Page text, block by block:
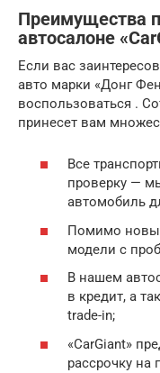
Преимущества
автосалоне
Если вас
авто марки «Донг
воспользоваться .
принесет вам
Все
проверку —
автомобиль
Помимо
модели с
В нашем
в кредит, а
trade-in;
«CarGiant»
рассрочку на